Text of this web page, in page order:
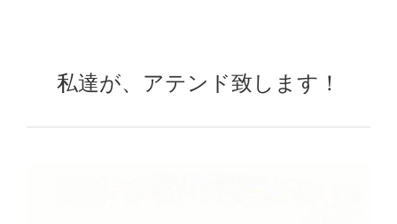
私達が、アテンド致します！